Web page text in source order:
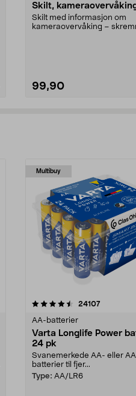
Skilt,
Skilt med informasjon om
kameraovervåking –
99,90
Multibuy
24107
AA-batterier
Varta Longlife Power
24 pk
Svanemerkede AA- eller
batterier til fjer...
Type: AA/LR6
4.5av 5 stjerner